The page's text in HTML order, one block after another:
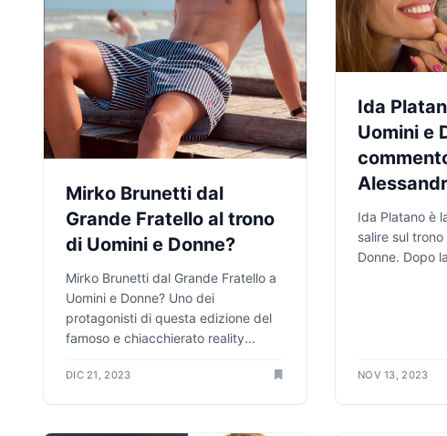
Mirko Brunetti dal
Grande Fratello al trono
di Uomini e Donne?
Mirko Brunetti dal Grande Fratello a
Uomini e Donne? Uno dei
protagonisti di questa edizione del
famoso e chiacchierato reality...
DIC 21, 2023
Ida
Uomini e
Ida Platano è
salire sul
Donne. Dopo
NOV 13, 2023